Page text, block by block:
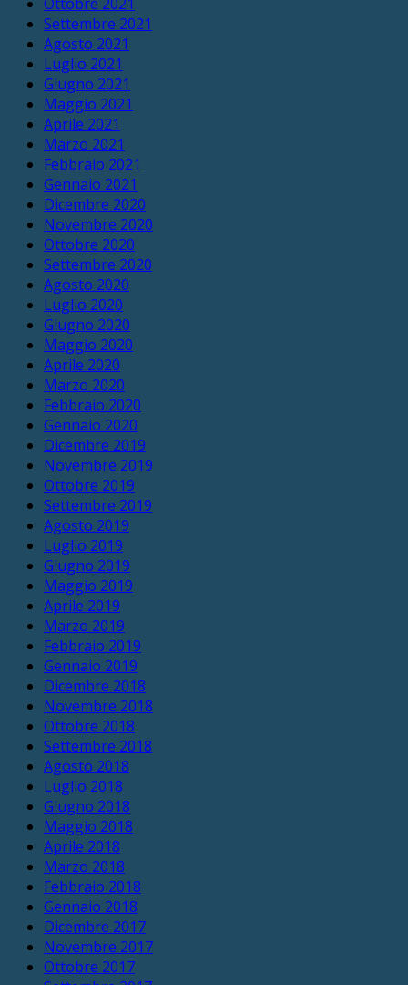
Settembre 2021
Agosto 2021
Luglio 2021
Giugno 2021
Maggio 2021
Aprile 2021
Marzo 2021
Febbraio 2021
Gennaio 2021
Dicembre 2020
Novembre 2020
Ottobre 2020
Settembre 2020
Agosto 2020
Luglio 2020
Giugno 2020
Maggio 2020
Aprile 2020
Marzo 2020
Febbraio 2020
Gennaio 2020
Dicembre 2019
Novembre 2019
Ottobre 2019
Settembre 2019
Agosto 2019
Luglio 2019
Giugno 2019
Maggio 2019
Aprile 2019
Marzo 2019
Febbraio 2019
Gennaio 2019
Dicembre 2018
Novembre 2018
Ottobre 2018
Settembre 2018
Agosto 2018
Luglio 2018
Giugno 2018
Maggio 2018
Aprile 2018
Marzo 2018
Febbraio 2018
Gennaio 2018
Dicembre 2017
Novembre 2017
Ottobre 2017